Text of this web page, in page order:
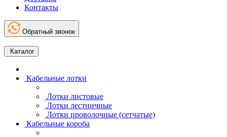
Контакты
Обратный звонок
Каталог
Кабельные лотки
Лотки листовые
Лотки лестничные
Лотки проволочные (сетчатые)
Кабельные короба